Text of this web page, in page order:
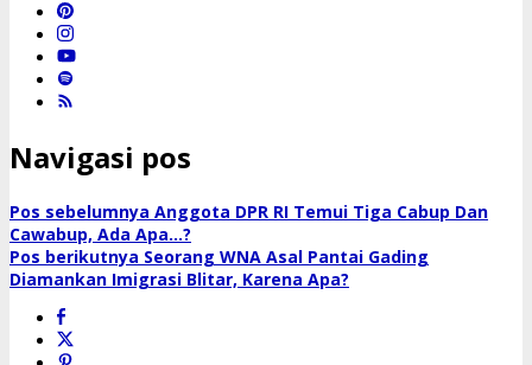
Navigasi pos
Pos sebelumnya Anggota DPR RI Temui Tiga Cabup Dan
Cawabup, Ada Apa…?
Pos berikutnya Seorang WNA Asal Pantai Gading
Diamankan Imigrasi Blitar, Karena Apa?